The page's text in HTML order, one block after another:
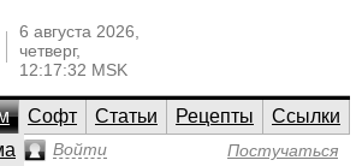
6 августа 2026,
четверг,
12:17:32 MSK
Софт Статьи Рецепты
Ссылки
Войти Постучаться